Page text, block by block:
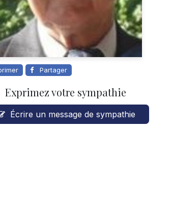
Partager
Exprimez votre sympathie
Écrire un message de sympathie